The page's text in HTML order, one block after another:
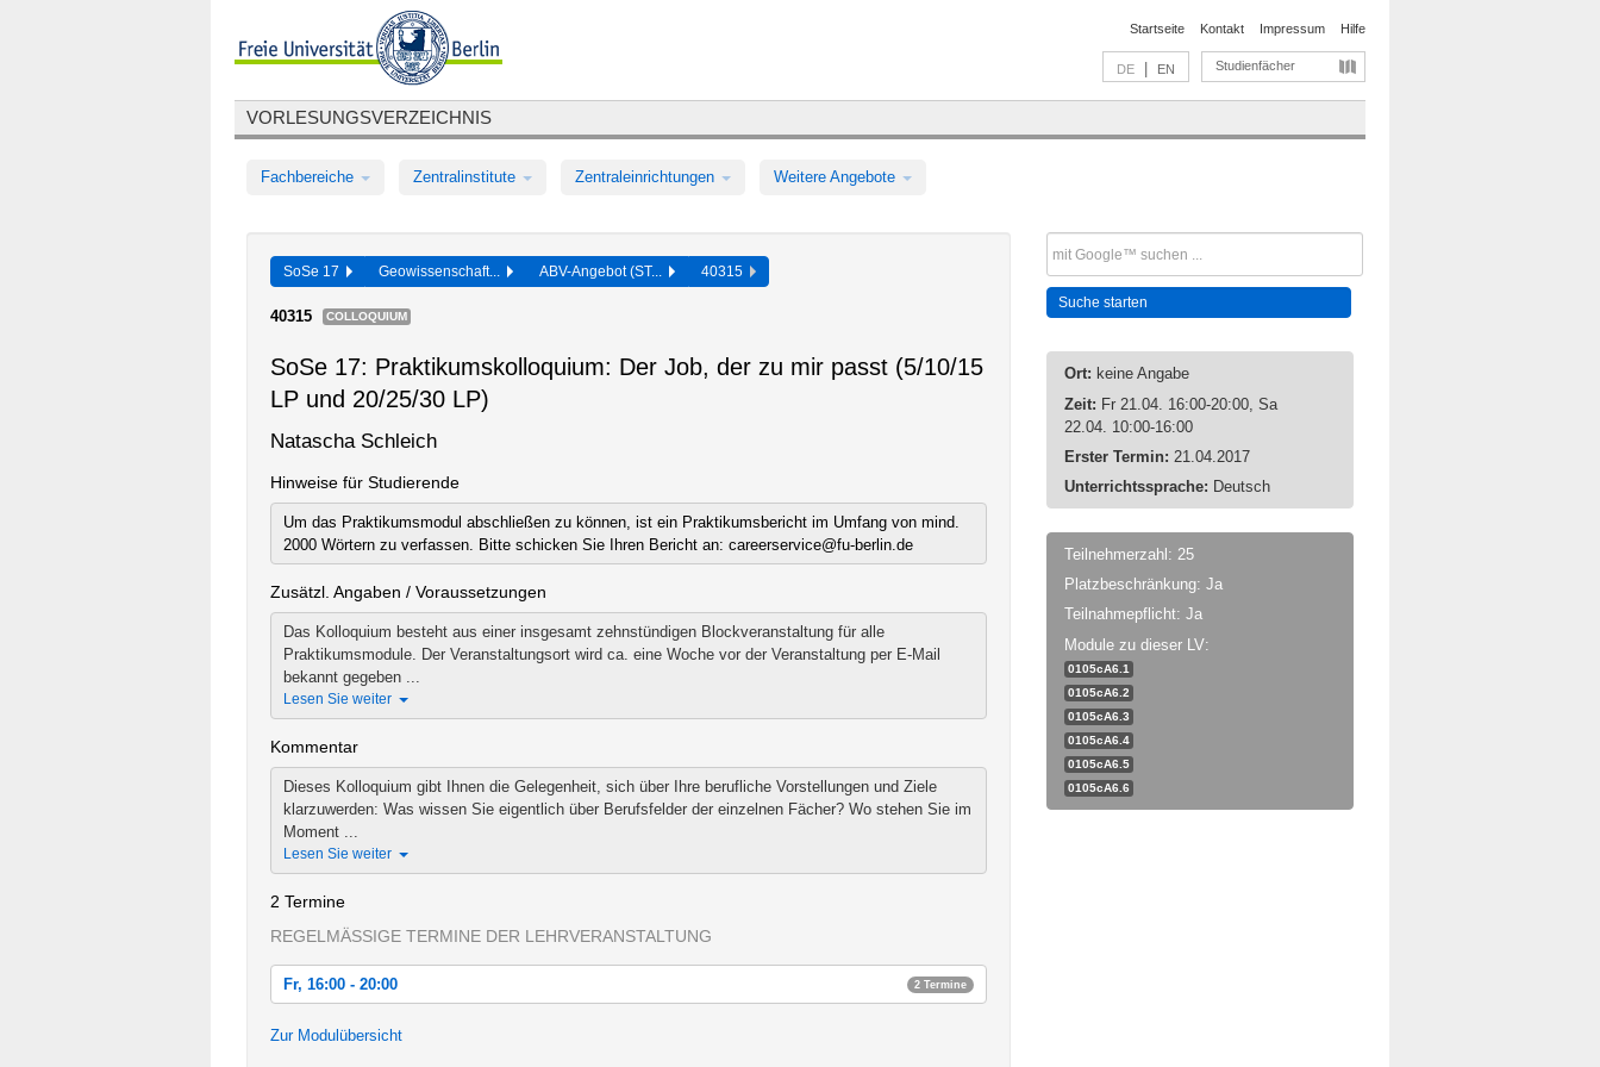
Startseite Kontakt Impressum Hilfe
DE EN Studienfächer
VORLESUNGSVERZEICHNIS
Fachbereiche Zentralinstitute Zentraleinrichtungen Weitere Angebote
SoSe 17 Geowissenschaft... ABV-Angebot (ST... 40315
40315 COLLOQUIUM
SoSe 17: Praktikumskolloquium: Der Job, der zu mir passt (5/10/15
LP und 20/25/30 LP)
Natascha Schleich
Hinweise für Studierende
Um das Praktikumsmodul abschließen zu können, ist ein Praktikumsbericht im Umfang von mind.
2000 Wörtern zu verfassen. Bitte schicken Sie Ihren Bericht an: careerservice@fu-berlin.de
Zusätzl. Angaben / Voraussetzungen
Das Kolloquium besteht aus einer insgesamt zehnstündigen Blockveranstaltung für alle
Praktikumsmodule. Der Veranstaltungsort wird ca. eine Woche vor der Veranstaltung per E-Mail
bekannt gegeben ...
Lesen Sie weiter
Kommentar
Dieses Kolloquium gibt Ihnen die Gelegenheit, sich über Ihre berufliche Vorstellungen und Ziele
klarzuwerden: Was wissen Sie eigentlich über Berufsfelder der einzelnen Fächer? Wo stehen Sie im
Moment ...
Lesen Sie weiter
2 Termine
REGELMÄSSIGE TERMINE DER LEHRVERANSTALTUNG
Fr, 16:00 - 20:00 2 Termine
Zur Modulübersicht
Ort: keine Angabe
Zeit: Fr 21.04. 16:00-20:00, Sa
22.04. 10:00-16:00
Erster Termin: 21.04.2017
Unterrichtssprache: Deutsch
Teilnehmerzahl: 25
Platzbeschränkung: Ja
Teilnahmepflicht: Ja
Module zu dieser LV:
0105cA6.1
0105cA6.2
0105cA6.3
0105cA6.4
0105cA6.5
0105cA6.6